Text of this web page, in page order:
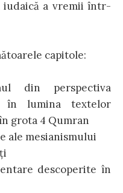
iudaică a vremii într-
capitole:
din perspectiva
în lumina textelor
grota 4 Qumran
ale mesianismului
descoperite în